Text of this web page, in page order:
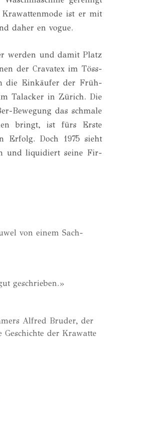
Kra­wat­ten­mo­de ist er mit
daher en vogue.
wer­den und damit Platz
der Cra­va­tex im Töss­
die Ein­käu­fer der Früh­­­
Tala­cker in Zürich. Die
Bewe­gung das schma­le
bringt, ist fürs Ers­te
Erfolg. Doch 1975 sieht
und liqui­diert sei­ne Fir­
von einem Sach­
geschrie­ben.»
Alfred Bru­der, der
der Kra­wat­te